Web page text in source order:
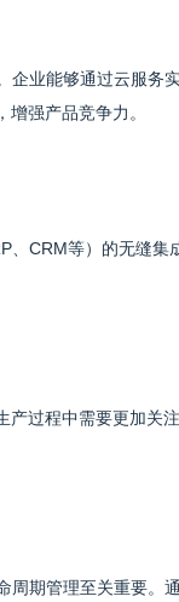
企业能够通过云服
强产品竞争力。
、CRM等）的无缝
产过程中需要更加关
周期管理至关重要。